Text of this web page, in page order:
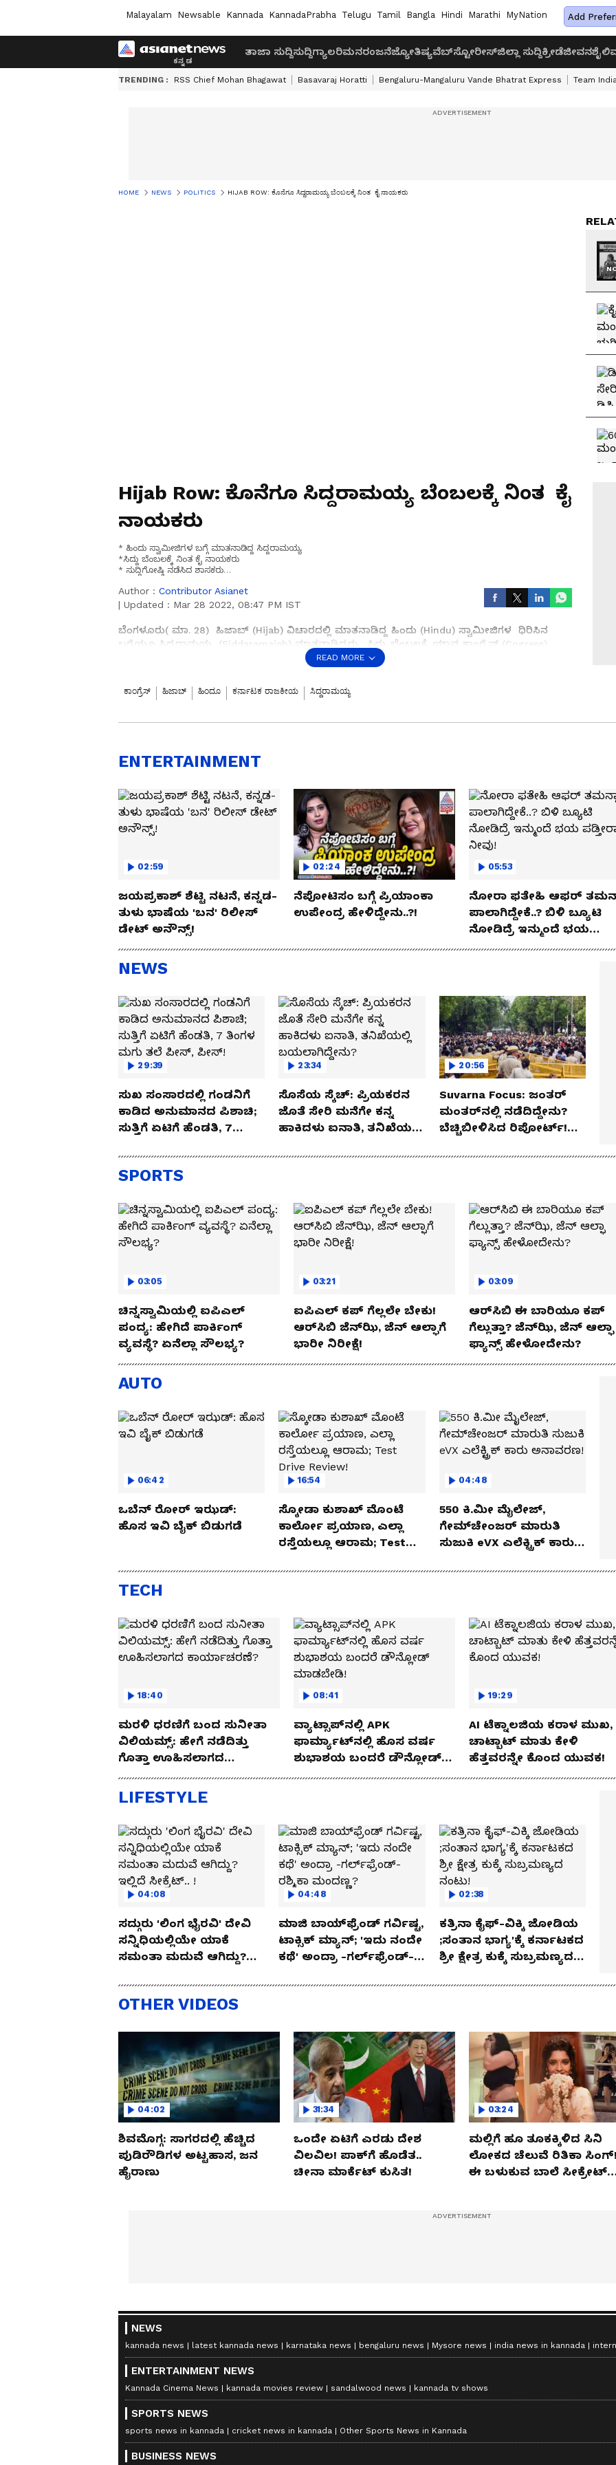
Malayalam Newsable Kannada KannadaPrabha Telugu Tamil Bangla Hindi Marathi MyNation Add
ತಾಜಾ ಸುದ್ದಿಸುದ್ದಿಗ್ಯಾಲರಿಮನರಂಜನೆಜ್ಯೋತಿಷ್ಯವೆಬ್‌ಸ್ಟೋರೀಸ್ಜಿಲ್ಲಾ ಸುದ್ದಿಕ್ರೀಡೆಜೀವನಶೈಲಿ
TRENDING : RSS Chief Mohan Bhagawat Basavaraj Horatti Bengaluru-Mangaluru Vande Bhatrat Express Team
HOME NEWS POLITICS HIJAB ROW: ಕೊನೆಗೂ ಸಿದ್ದರಾಮಯ್ಯ ಬೆಂಬಲಕ್ಕೆ ನಿಂತ ಕೈ ನಾಯಕರು
Hijab Row: ಕೊನೆಗೂ ಸಿದ್ದರಾಮಯ್ಯ ಬೆಂಬಲಕ್ಕೆ ನಿಂತ ಕೈ
ನಾಯಕರು
* ಹಿಂದು ಸ್ವಾಮೀಜಿಗಳ ಬಗ್ಗೆ ಮಾತನಾಡಿದ್ದ ಸಿದ್ದರಾಮಯ್ಯ
*ಸಿದ್ದು ಬೆಂಬಲಕ್ಕೆ ನಿಂತ ಕೈ ನಾಯಕರು
* ಸುದ್ದಿಗೋಷ್ಠಿ ನಡೆಸಿದ ಶಾಸಕರು
Author : Contributor Asianet
| Updated : Mar 28 2022, 08:47 PM IST
ಬೆಂಗಳೂರು( ಮಾ. 28) ಹಿಜಾಬ್ (Hijab) ವಿಚಾರದಲ್ಲಿ ಮಾತನಾಡಿದ್ದ ಹಿಂದು (Hindu) ಸ್ವಾಮೀಜಿಗಳ ಧಿರಿಸಿನ
ಬಗ್ಗೆಯೂ ಸಿದ್ದರಾಮಯ್ಯ (Siddaramaiah) ಮಾತನಾಡಿದ್ದರು. ಸಿದ್ದು ಬೆಂಬಲಕ್ಕೆ ಯಾವ ಕಾಂಗ್ರೆಸ್ (Cogress)
ನಾಯಕರು ನಿಂತಿಲ್ಲ ಎಂಬ ಮಾತುಗಳು ಕೇಳಿ ಬಂದಿದ್ದವು.
ಈ ನಡುವೆ ಸಿದ್ದರಾಮಯ್ಯ ಬೆಂಬಲಕ್ಕೆ ಈಗ ಕಾಂಗ್ರೆಸ್ ನಾಯಕರು ನಿಂತಿದ್ದಾರೆ. ಸುದ್ದಿಗೋಷ್ಠಿ ನಡೆಸಿದ ನಾಯಕರು
READ MORE
ಕಾಂಗ್ರೆಸ್ ಹಿಜಾಬ್ ಹಿಂದೂ ಕರ್ನಾಟಕ ರಾಜಕೀಯ ಸಿದ್ದರಾಮಯ್ಯ
ENTERTAINMENT
02:59
ಜಯಪ್ರಕಾಶ್ ಶೆಟ್ಟಿ ನಟನೆ, ಕನ್ನಡ-
ತುಳು ಭಾಷೆಯ 'ಬನ' ರಿಲೀಸ್
ಡೇಟ್ ಅನೌನ್ಸ್!
02:24
ನೆಪೋಟಿಸಂ ಬಗ್ಗೆ ಪ್ರಿಯಾಂಕಾ
ಉಪೇಂದ್ರ ಹೇಳಿದ್ದೇನು..?!
05:53
ನೋರಾ ಫತೇಹಿ ಆಫರ್​
ಪಾಲಾಗಿದ್ದೇಕೆ..? ಬಿಳಿ ಬ್ಯೂಟಿ
ನೋಡಿದ್ರೆ ಇನ್ಮುಂದೆ ಭಯ
ಪಡ್ತೀರಾ ನೀವು!
NEWS
29:39
ಸುಖ ಸಂಸಾರದಲ್ಲಿ ಗಂಡನಿಗೆ
ಕಾಡಿದ ಅನುಮಾನದ ಪಿಶಾಚಿ;
ಸುತ್ತಿಗೆ ಏಟಿಗೆ ಹೆಂಡತಿ, 7
ಪೀಸ್!
23:34
ಸೊಸೆಯ ಸ್ಕೆಚ್: ಪ್ರಿಯಕರನ
ಜೊತೆ ಸೇರಿ ಮನೆಗೇ ಕನ್ನ
ಹಾಕಿದಳು ಐನಾತಿ, ತನಿಖೆಯಲ್ಲಿ
20:56
Suvarna Focus: ಜಂತರ್
ಮಂತರ್‌ನಲ್ಲಿ ನಡೆದಿದ್ದೇನು?
ಬೆಚ್ಚಿಬೀಳಿಸಿದ ರಿಪೋರ್ಟ್!
ಸೀಕ್ರೆಟ್?
SPORTS
03:05
ಚಿನ್ನಸ್ವಾಮಿಯಲ್ಲಿ ಐಪಿಎಲ್‌
ಪಂದ್ಯ: ಹೇಗಿದೆ ಪಾರ್ಕಿಂಗ್
ವ್ಯವಸ್ಥೆ? ಏನೆಲ್ಲಾ ಸೌಲಭ್ಯ?
03:21
ಐಪಿಎಲ್ ಕಪ್‌ ಗೆಲ್ಲಲೇ ಬೇಕು!
ಆರ್‌ಸಿಬಿ ಜೆನ್‌ಝಿ, ಜೆನ್‌ ಆಲ್ಫಾಗೆ
ಭಾರೀ ನಿರೀಕ್ಷೆ!
03:09
ಆರ್‌ಸಿಬಿ ಈ ಬಾರಿಯೂ ಕಪ್‌
ಗೆಲ್ಲುತ್ತಾ? ಜೆನ್‌ಝಿ, ಜೆನ್‌ ಆಲ್ಫಾ
ಫ್ಯಾನ್ಸ್ ಹೇಳೋದೇನು?
AUTO
06:42
ಒಬೆನ್ ರೋರ್ ಇಝಡ್:
ಹೊಸ ಇವಿ ಬೈಕ್ ಬಿಡುಗಡೆ
16:54
ಸ್ಕೋಡಾ ಕುಶಾಖ್ ಮೊಂಟೆ
ಕಾರ್ಲೋ ಪ್ರಯಾಣ, ಎಲ್ಲಾ
ರಸ್ತೆಯಲ್ಲೂ ಆರಾಮ; Test
04:48
550 ಕಿ.ಮೀ ಮೈಲೇಜ್,
ಗೇಮ್‌ಚೇಂಜರ್ ಮಾರುತಿ
ಸುಜುಕಿ eVX ಎಲೆಕ್ಟ್ರಿಕ್ ಕಾರು
TECH
18:40
ಮರಳಿ ಧರಣಿಗೆ ಬಂದ ಸುನೀತಾ
ವಿಲಿಯಮ್ಸ್: ಹೇಗೆ ನಡೆದಿತ್ತು
ಗೊತ್ತಾ ಊಹಿಸಲಾಗದ
ಕಾರ್ಯಾಚರಣೆ?
08:41
ವ್ಯಾಟ್ಸಾಪ್‌ನಲ್ಲಿ APK
ಫಾರ್ಮ್ಯಾಟ್‌ನಲ್ಲಿ ಹೊಸ ವರ್ಷ
ಶುಭಾಶಯ ಬಂದರೆ ಡೌನ್ಲೋಡ್
ಮಾಡಬೇಡಿ!
19:29
AI ಟೆಕ್ನಾಲಜಿಯ ಕರಾಳ ಮುಖ,
ಚಾಟ್ಬಾಟ್ ಮಾತು ಕೇಳಿ
ಹೆತ್ತವರನ್ನೇ ಕೊಂದ ಯುವಕ!
LIFESTYLE
04:08
ಸದ್ಗುರು 'ಲಿಂಗ ಭೈರವಿ' ದೇವಿ
ಸನ್ನಿಧಿಯಲ್ಲಿಯೇ ಯಾಕೆ
ಸಮಂತಾ ಮದುವೆ ಆಗಿದ್ದು?
04:48
ಮಾಜಿ ಬಾಯ್‌ಫ್ರೆಂಡ್ ಗರ್ವಿಷ್ಟ,
ಟಾಕ್ಸಿಕ್ ಮ್ಯಾನ್; 'ಇದು ನಂದೇ
ಕಥೆ' ಅಂದ್ರಾ -ಗರ್ಲ್‌ಫ್ರೆಂಡ್-
02:38
ಕತ್ರಿನಾ ಕೈಫ್-ವಿಕ್ಕಿ ಜೋಡಿಯ
;ಸಂತಾನ ಭಾಗ್ಯ'ಕ್ಕೆ ಕರ್ನಾಟಕದ
ಶ್ರೀ ಕ್ಷೇತ್ರ ಕುಕ್ಕೆ ಸುಬ್ರಮಣ್ಯದ
OTHER VIDEOS
04:02
ಶಿವಮೊಗ್ಗ: ಸಾಗರದಲ್ಲಿ ಹೆಚ್ಚಿದ
ಪುಡಿರೌಡಿಗಳ ಅಟ್ಟಹಾಸ, ಜನ
ಹೈರಾಣು
31:34
ಒಂದೇ ಏಟಿಗೆ ಎರಡು ದೇಶ
ವಿಲವಿಲ! ಪಾಕ್​​ಗೆ ಹೊಡೆತ..
ಚೀನಾ ಮಾರ್ಕೆಟ್​ ಕುಸಿತ!
03:24
ಮಲ್ಲಿಗೆ ಹೂ ತೂಕಕ್ಕಿಳಿದ ಸಿನಿ
ಲೋಕದ ಚೆಲುವೆ ರಿತಿಕಾ ಸಿಂಗ್!‌
ಈ ಬಳುಕುವ ಬಾಲೆ ಸೀಕ್ರೇಟ್‌
NEWS
kannada news latest kannada news karnataka news bengaluru news Mysore news india news in kannada
ENTERTAINMENT NEWS
Kannada Cinema News kannada movies review sandalwood news kannada tv shows
SPORTS NEWS
sports news in kannada cricket news in kannada Other Sports News in Kannada
BUSINESS NEWS